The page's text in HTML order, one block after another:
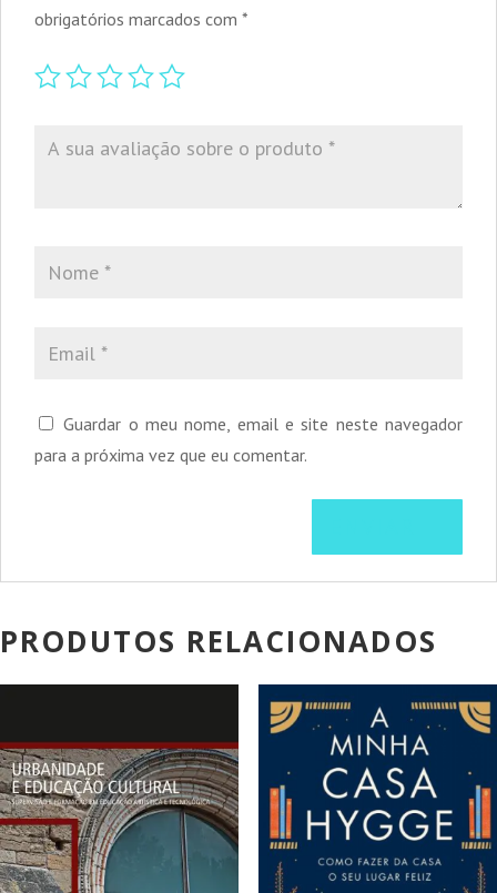
obrigatórios marcados com *
Guardar o meu nome, email e site neste navegador
para a próxima vez que eu comentar.
PRODUTOS RELACIONADOS
PROMOÇÃO!